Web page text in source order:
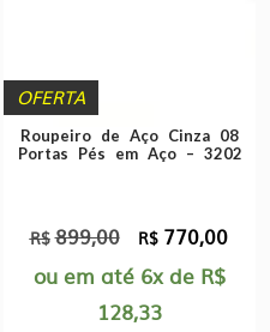
OFERTA
Roupeiro de Aço Cinza 08
Portas Pés em Aço – 3202
R$ 899,00
O
preço
original
R$ 770,00
ou em até 6x de R$
128,33